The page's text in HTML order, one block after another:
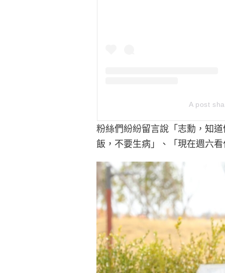
A post
粉絲們紛紛留言說「志勳，知
飯，不要生病」、「現在週六